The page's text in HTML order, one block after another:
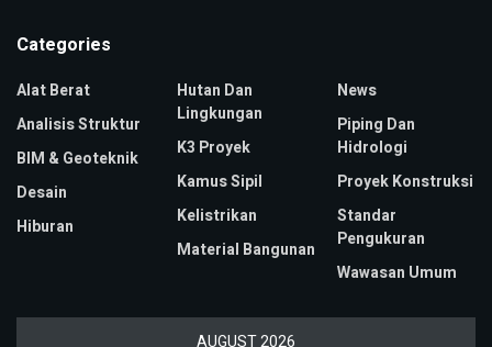
Categories
Alat Berat
Analisis Struktur
BIM & Geoteknik
Desain
Hiburan
Hutan Dan
Lingkungan
K3 Proyek
Kamus Sipil
Kelistrikan
Material Bangunan
News
Piping Dan
Hidrologi
Proyek Konstruksi
Standar
Pengukuran
Wawasan Umum
AUGUST 2026